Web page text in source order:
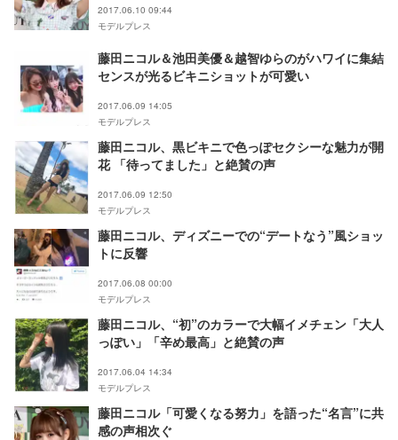
2017.06.10 09:44
モデルプレス
藤田ニコル＆池田美優＆越智ゆらのがハワイに集結
センスが光るビキニショットが可愛い
2017.06.09 14:05
モデルプレス
藤田ニコル、黒ビキニで色っぽセクシーな魅力が開
花 「待ってました」と絶賛の声
2017.06.09 12:50
モデルプレス
藤田ニコル、ディズニーでの“デートなう”風ショッ
トに反響
2017.06.08 00:00
モデルプレス
藤田ニコル、“初”のカラーで大幅イメチェン「大人
っぽい」「辛め最高」と絶賛の声
2017.06.04 14:34
モデルプレス
藤田ニコル「可愛くなる努力」を語った“名言”に共
感の声相次ぐ